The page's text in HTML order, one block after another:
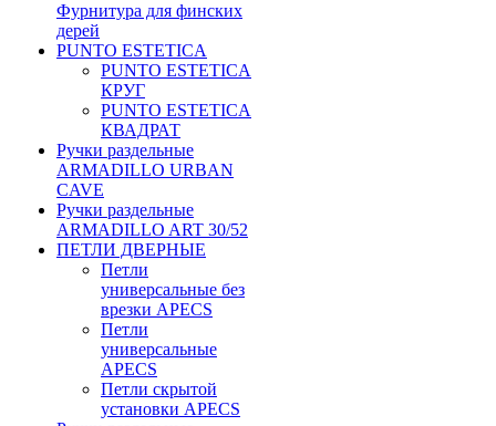
Фурнитура для финских
дерей
PUNTO ESTETICA
PUNTO ESTETICA
КРУГ
PUNTO ESTETICA
КВАДРАТ
Ручки раздельные
ARMADILLO URBAN
CAVE
Ручки раздельные
ARMADILLO ART 30/52
ПЕТЛИ ДВЕРНЫЕ
Петли
универсальные без
врезки APECS
Петли
универсальные
APECS
Петли скрытой
установки APECS